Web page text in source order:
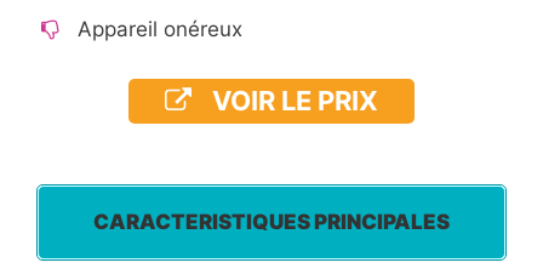
Appareil onéreux
VOIR LE PRIX
CARACTERISTIQUES PRINCIPALES